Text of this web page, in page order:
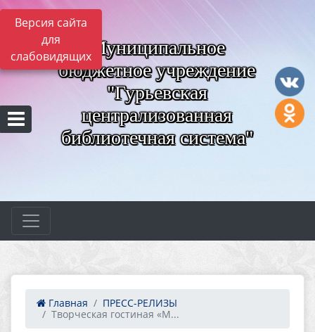
Версия сайта
для
слабовидящих Муниципальное
бюджетное учреждение
"Гурьевская
централизованная
библиотечная система"
Главная
ПРЕСС-РЕЛИЗЫ
Творческая гостиная «М...